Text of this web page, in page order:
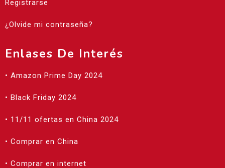
Registrarse
¿Olvide mi contraseña?
Enlases De Interés
• Amazon Prime Day 2024
• Black Friday 2024
• 11/11 ofertas en China 2024
• Comprar en China
• Comprar en internet